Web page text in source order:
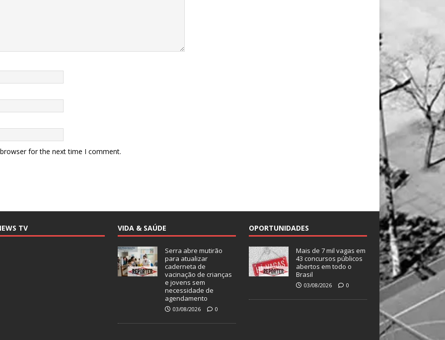
for the next time I comment.
TV VIDA & SAÚDE
Serra abre mutirão
para atualizar
caderneta de
vacinação de crianças
e jovens sem
necessidade de
agendamento
03/08/2026 0
OPORTUNIDADES
Mais de 7 mil vagas em
43 concursos públicos
abertos em todo o
Brasil
03/08/2026 0